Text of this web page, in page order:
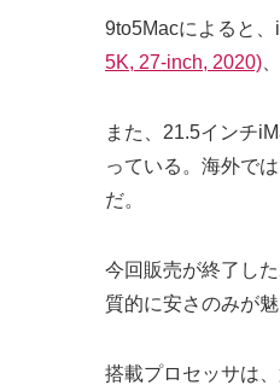
9to5Macによると
5K, 27-inch, 2020)
また、21.5インチ
っている。海外で
だ。
今回販売が終了し
質的に安さのみが
搭載プロセッサは